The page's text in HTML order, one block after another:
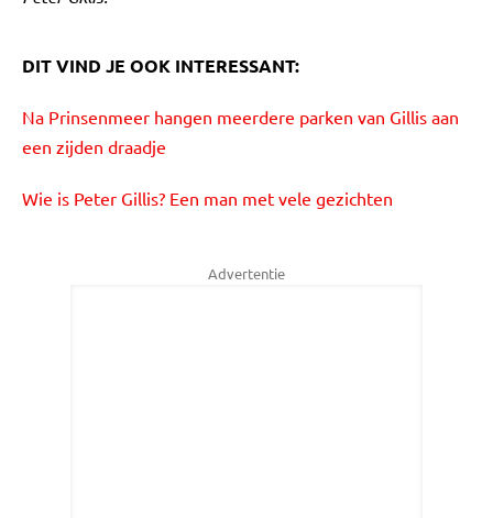
DIT VIND JE OOK INTERESSANT:
Na Prinsenmeer hangen meerdere parken van Gillis aan
een zijden draadje
Wie is Peter Gillis? Een man met vele gezichten
Advertentie